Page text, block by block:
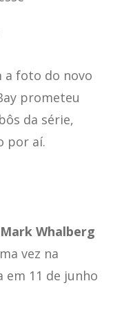
a foto do novo
prometeu
da série,
por aí.
Mark Whalberg
vez na
em 11 de junho